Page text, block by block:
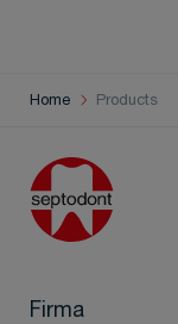
Home Products
Firma